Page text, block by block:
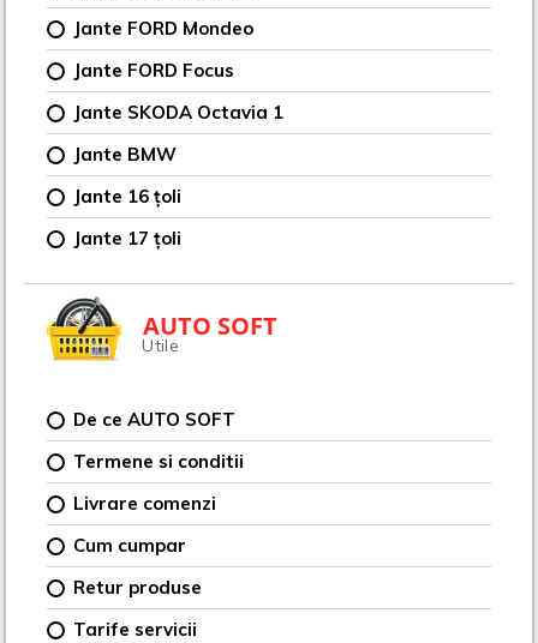
Jante FORD Mondeo
Jante FORD Focus
Jante SKODA Octavia 1
Jante BMW
Jante 16 țoli
Jante 17 țoli
AUTO SOFT
Utile
De ce AUTO SOFT
Termene si conditii
Livrare comenzi
Cum cumpar
Retur produse
Tarife servicii